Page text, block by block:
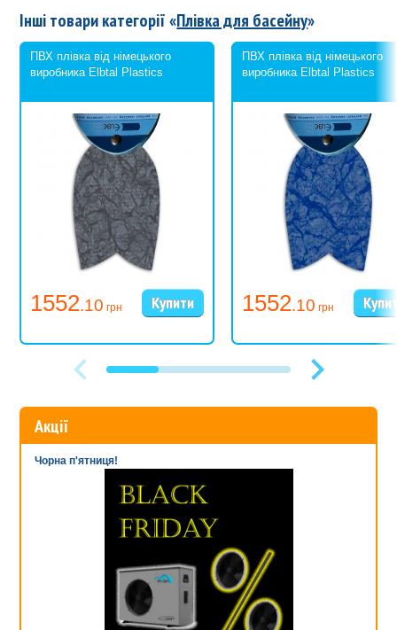
Інші товари категорії «Плівка для басейну»
ПВХ плівка від німецького
виробника Elbtal Plastics
1552.10 грн
ПВХ плівка від німецького
виробника Elbtal Plastics
1552.10 грн
Акції
Чорна п'ятниця!